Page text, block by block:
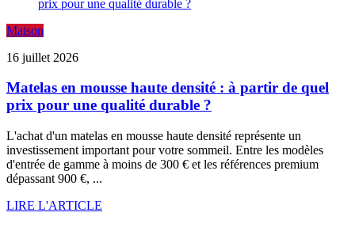
Maison
16 juillet 2026
Matelas en mousse haute densité : à partir de quel
prix pour une qualité durable ?
L'achat d'un matelas en mousse haute densité représente un
investissement important pour votre sommeil. Entre les modèles
d'entrée de gamme à moins de 300 € et les références premium
dépassant 900 €, ...
LIRE L'ARTICLE